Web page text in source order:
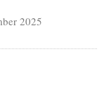
2025